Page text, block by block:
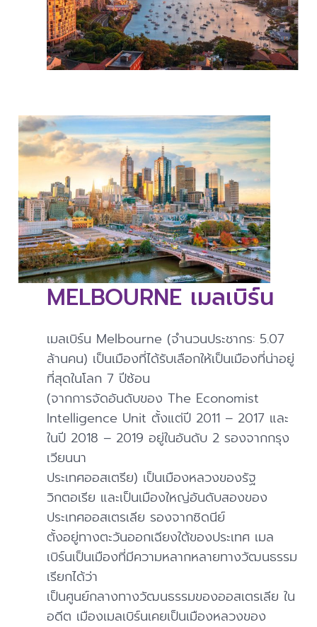
MELBOURNE เมลเบิร์น
เมลเบิร์น Melbourne (จำนวนประชากร: 5.07
ล้านคน) เป็นเมืองที่ได้รับเลือกให้เป็นเมืองที่น่าอยู่
ที่สุดในโลก 7 ปีซ้อน
(จากการจัดอันดับของ The Economist
Intelligence Unit ตั้งแต่ปี 2011 – 2017 และ
ในปี 2018 – 2019 อยู่ในอันดับ 2 รองจากกรุง
เวียนนา
ประเทศออสเตรีย) เป็นเมืองหลวงของรัฐ
วิกตอเรีย และเป็นเมืองใหญ่อันดับสองของ
ประเทศออสเตรเลีย รองจากซิดนีย์
ตั้งอยู่ทางตะวันออกเฉียงใต้ของประเทศ เมล
เบิร์นเป็นเมืองที่มีความหลากหลายทางวัฒนธรรม
เรียกได้ว่า
เป็นศูนย์กลางทางวัฒนธรรมของออสเตรเลีย ใน
อดีต เมืองเมลเบิร์นเคยเป็นเมืองหลวงของ